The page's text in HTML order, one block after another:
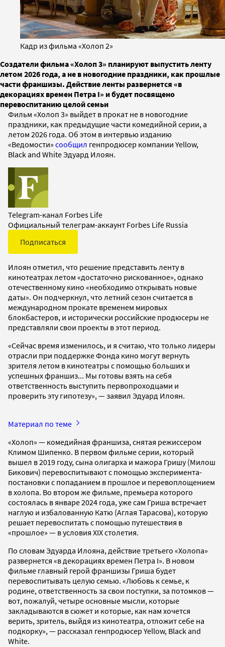
Кадр из фильма «Холоп 2»
Создатели фильма «Холоп 3» планируют выпустить ленту
летом 2026 года, а не в новогодние праздники, как прошлые
части франшизы. Действие ленты развернется «в
декорациях времен Петра I» и будет посвящено
перевоспитанию целой семьи
Фильм «Холоп 3» выйдет в прокат не в новогодние
праздники, как предыдущие части комедийной серии, а
летом 2026 года. Об этом в интервью изданию
«Ведомости» сообщил генпродюсер компании Yellow,
Black and White Эдуард Илоян.
Telegram-канал Forbes Life
Официальный телеграм-аккаунт Forbes Life Russia
Подписаться
Илоян отметил, что решение представить ленту в
кинотеатрах летом «достаточно рискованное», однако
отечественному кино «необходимо открывать новые
даты». Он подчеркнул, что летний сезон считается в
международном прокате временем мировых
блокбастеров, и исторически российские продюсеры не
представляли свои проекты в этот период.
«Сейчас время изменилось, и я считаю, что только лидеры
отрасли при поддержке Фонда кино могут вернуть
зрителя летом в кинотеатры с помощью больших и
успешных франшиз... Мы готовы взять на себя
ответственность выступить первопроходцами и
проверить эту гипотезу», — заявил Эдуард Илоян.
Материал по теме
«Холоп» — комедийная франшиза, снятая режиссером
Климом Шипенко. В первом фильме серии, который
вышел в 2019 году, сына олигарха и мажора Гришу (Милош
Бикович) перевоспитывают с помощью эксперимента-
постановки с попаданием в прошлое и перевоплощением
в холопа. Во втором же фильме, премьера которого
состоялась в январе 2024 года, уже сам Гриша встречает
наглую и избалованную Катю (Аглая Тарасова), которую
решает перевоспитать с помощью путешествия в
«прошлое» — в условия XIX столетия.
По словам Эдуарда Илояна, действие третьего «Холопа»
развернется «в декорациях времен Петра I». В новом
фильме главный герой франшизы Гриша будет
перевоспитывать целую семью. «Любовь к семье, к
родине, ответственность за свои поступки, за потомков —
вот, пожалуй, четыре основные мысли, которые
закладываются в сюжет и которые, как нам хочется
верить, зритель, выйдя из кинотеатра, отложит себе на
подкорку», — рассказал генпродюсер Yellow, Black and
White.